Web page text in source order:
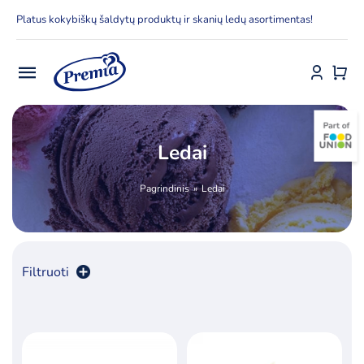
Platus kokybiškų šaldytų produktų ir skanių ledų asortimentas!
Toggle
Navigation
Pradžia
E-parduotuvė
Apie Premia KPC
Ledai
Pagrindinis Ledai
Filtruoti